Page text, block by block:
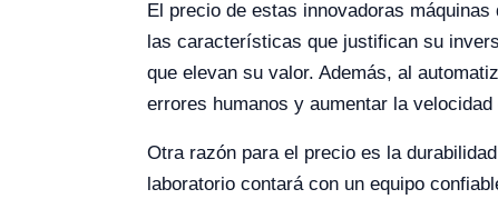
El precio de estas innovadoras
las características que justifican su
que elevan su valor. Además, al
errores humanos y aumentar la
Otra razón para el precio es la
laboratorio contará con un equipo